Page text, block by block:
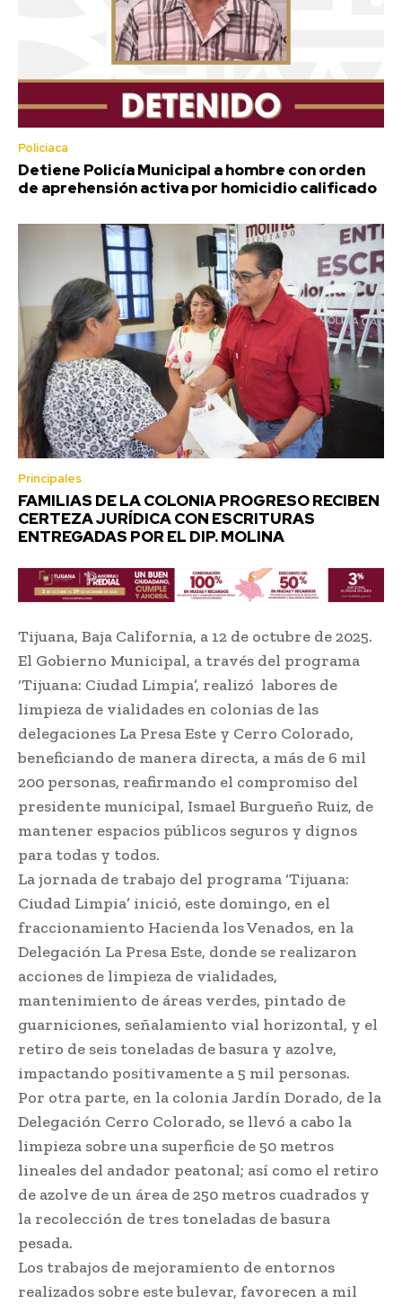
Policiaca
Detiene Policía Municipal a hombre con orden
de aprehensión activa por homicidio calificado
Principales
FAMILIAS DE LA COLONIA PROGRESO RECIBEN
CERTEZA JURÍDICA CON ESCRITURAS
ENTREGADAS POR EL DIP. MOLINA
Tijuana, Baja California, a 12 de octubre de 2025.
El Gobierno Municipal, a través del programa
‘Tijuana: Ciudad Limpia’, realizó labores de
limpieza de vialidades en colonias de las
delegaciones La Presa Este y Cerro Colorado,
beneficiando de manera directa, a más de 6 mil
200 personas, reafirmando el compromiso del
presidente municipal, Ismael Burgueño Ruiz, de
mantener espacios públicos seguros y dignos
para todas y todos.
La jornada de trabajo del programa ‘Tijuana:
Ciudad Limpia’ inició, este domingo, en el
fraccionamiento Hacienda los Venados, en la
Delegación La Presa Este, donde se realizaron
acciones de limpieza de vialidades,
mantenimiento de áreas verdes, pintado de
guarniciones, señalamiento vial horizontal, y el
retiro de seis toneladas de basura y azolve,
impactando positivamente a 5 mil personas.
Por otra parte, en la colonia Jardín Dorado, de la
Delegación Cerro Colorado, se llevó a cabo la
limpieza sobre una superficie de 50 metros
lineales del andador peatonal; así como el retiro
de azolve de un área de 250 metros cuadrados y
la recolección de tres toneladas de basura
pesada.
Los trabajos de mejoramiento de entornos
realizados sobre este bulevar, favorecen a mil